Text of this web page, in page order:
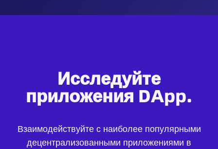
Исследуйте
приложения DApp.
Взаимодействуйте с наиболее популярными
децентрализованными приложениями в